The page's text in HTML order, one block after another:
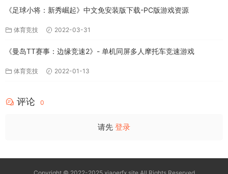
《足球小将：新秀崛起》中文免安装版下载-PC版游戏资源
体育竞技 2022-03-31
《曼岛TT赛事：边缘竞速2》- 单机同屏多人摩托车竞速游戏
体育竞技 2022-01-13
评论 0
请先 登录